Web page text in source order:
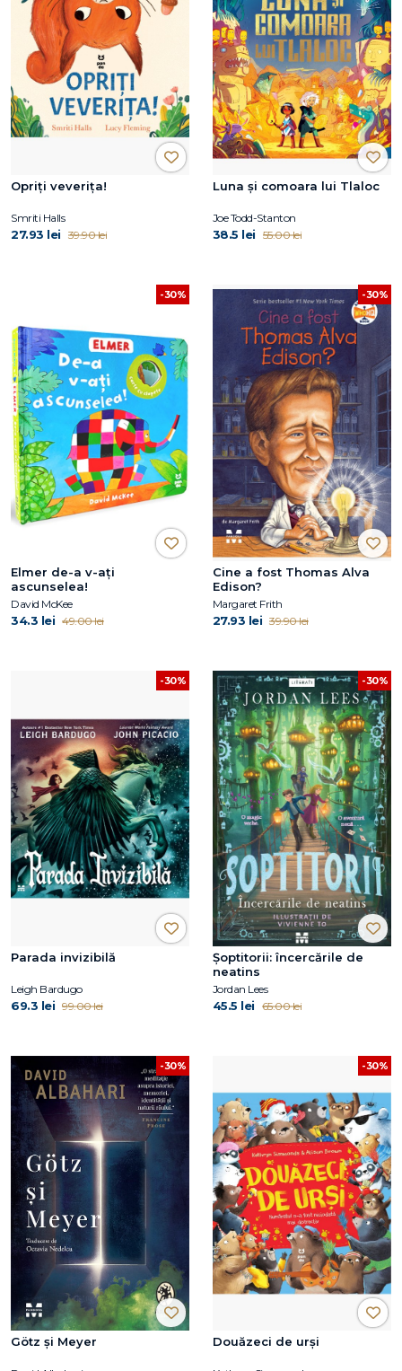
Opriți veverița!
Smriti Halls
27.93 lei 39.90 lei
Luna și comoara lui Tlaloc
Joe Todd-Stanton
38.5 lei 55.00 lei
-30%
Elmer de-a v-ați
ascunselea!
David McKee
34.3 lei 49.00 lei
-30%
Cine a fost Thomas Alva
Edison?
Margaret Frith
27.93 lei 39.90 lei
-30%
Parada invizibilă
Leigh Bardugo
69.3 lei 99.00 lei
-30%
Şoptitorii: încercările de
neatins
Jordan Lees
45.5 lei 65.00 lei
-30%
Götz și Meyer
-30%
Douăzeci de urși